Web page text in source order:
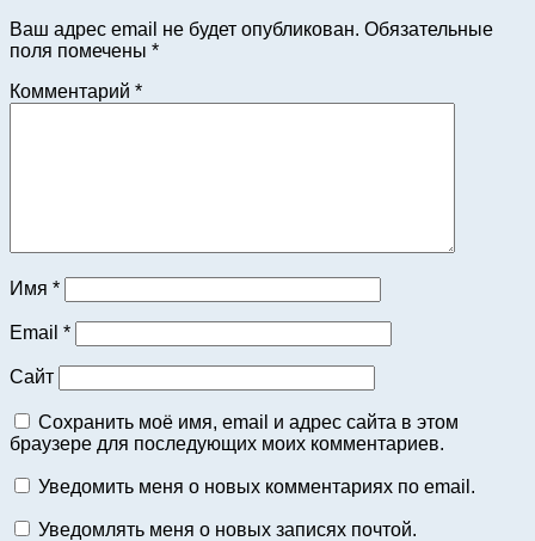
Ваш адрес email не будет опубликован. Обязательные
поля помечены *
Комментарий *
Имя *
Email *
Сайт
Сохранить моё имя, email и адрес сайта в этом
браузере для последующих моих комментариев.
Уведомить меня о новых комментариях по email.
Уведомлять меня о новых записях почтой.